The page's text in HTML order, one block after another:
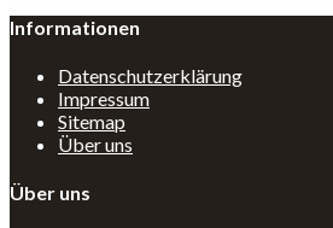
Informationen
Datenschutzerklärung
Impressum
Sitemap
Über uns
Über uns